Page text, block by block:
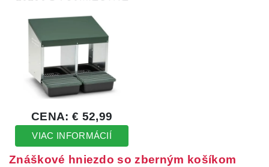
Znáškové hniezdo so zberným košíkom